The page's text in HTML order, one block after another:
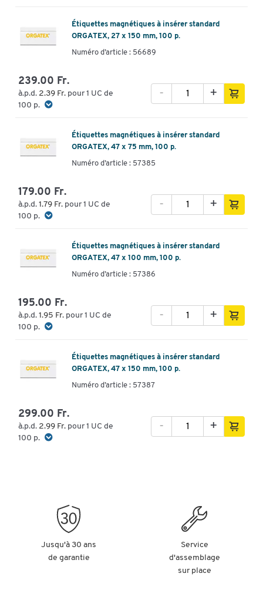
Étiquettes magnétiques à insérer standard
ORGATEX, 27 x 150 mm, 100 p.
Numéro d’article : 56689
239.00 Fr.
à.p.d. 2.39 Fr. pour 1 UC de
100 p.
+
-
Étiquettes magnétiques à insérer standard
ORGATEX, 47 x 75 mm, 100 p.
Numéro d’article : 57385
179.00 Fr.
à.p.d. 1.79 Fr. pour 1 UC de
100 p.
+
-
Étiquettes magnétiques à insérer standard
ORGATEX, 47 x 100 mm, 100 p.
Numéro d’article : 57386
195.00 Fr.
à.p.d. 1.95 Fr. pour 1 UC de
100 p.
+
-
Étiquettes magnétiques à insérer standard
ORGATEX, 47 x 150 mm, 100 p.
Numéro d’article : 57387
299.00 Fr.
à.p.d. 2.99 Fr. pour 1 UC de
100 p.
+
-
Jusqu'à 30 ans
de garantie
Service
d'assemblage
sur place